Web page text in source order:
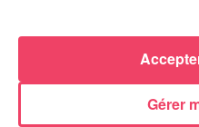
Emission METAL ZONE N° 945
Gérer